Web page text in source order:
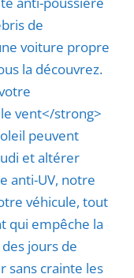
de
voiture propre
la découvrez.
vent</strong>
peuvent
et altérer
anti-UV, notre
véhicule, tout
qui empêche la
jours de
sans crainte les